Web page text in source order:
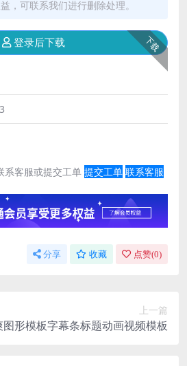
，可联系我们进行删除处理。
下载
登录后下载
系客服或提交工单 提交工单 联系客服
分享 收藏 点赞(0)
上一篇
图形模板字幕条标题动画视频模板